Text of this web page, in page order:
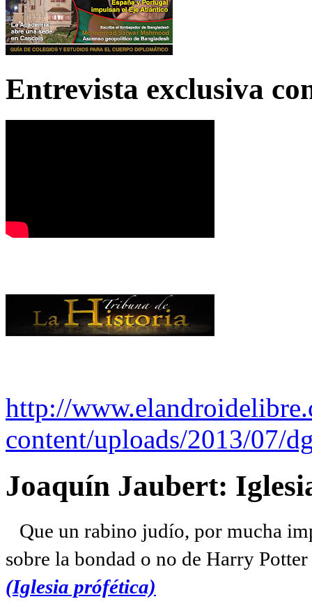
Entrevista exclusiva
http://
content/uploads/2013/07/
Joaquín Jaubert:
Que un rabino judío, por mucha
sobre la bondad o no de Harry
(Iglesia prófética)